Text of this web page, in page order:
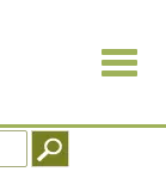
Toggle